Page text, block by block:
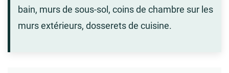
bain, murs de sous-sol, coins de chambre sur les
murs extérieurs, dosserets de cuisine.